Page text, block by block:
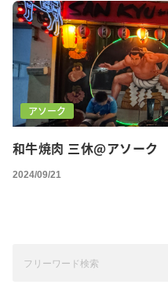
和牛焼肉 三休@アソーク
アソーク
2024/09/21